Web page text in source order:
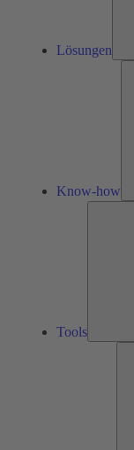
Lösungen
Know-how
Tools